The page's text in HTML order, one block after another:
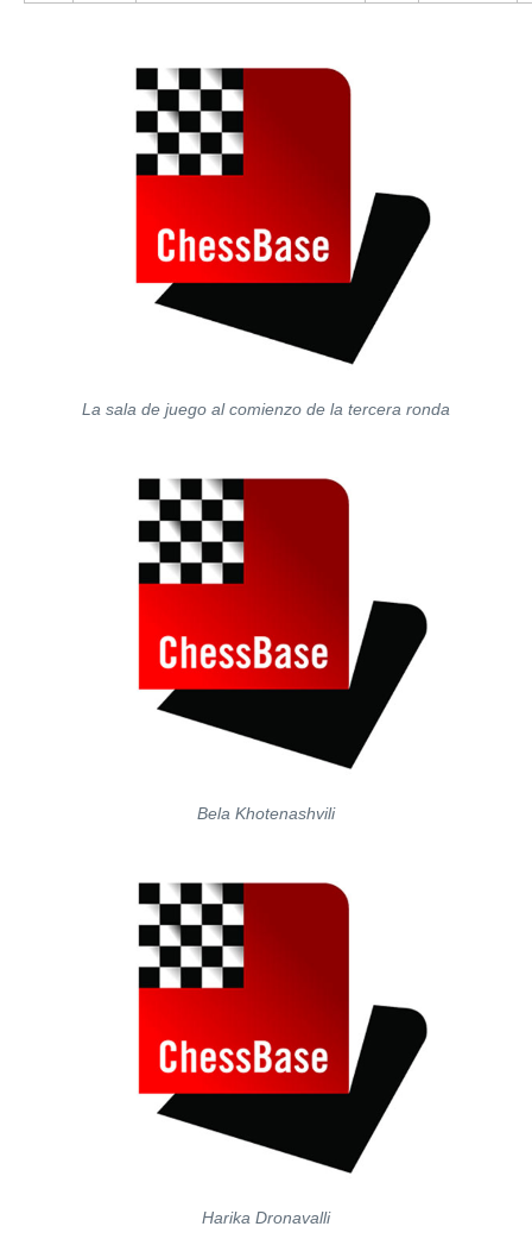
La sala de juego al comienzo de la tercera ronda
Bela Khotenashvili
Harika Dronavalli